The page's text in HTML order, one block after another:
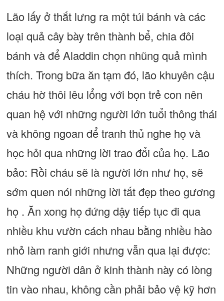
Lão lấy ở thắt lưng ra một túi bánh và các
loại quả cây bày trên thành bể, chia đôi
bánh và để Aladdin chọn nhũng quả mình
thích. Trong bữa ăn tạm đó, lão khuyên cậu
cháu hờ thôi lêu lổng với bọn trẻ con nên
quan hệ với những người lớn tuổi thông thái
và không ngoan để tranh thủ nghe họ và
học hỏi qua những lời trao đổi của họ. Lão
bảo: Rồi cháu sẽ là người lớn như họ, sẽ
sớm quen nói những lời tất đẹp theo gương
họ . Ăn xong họ đứng dậy tiếp tục đi qua
nhiều khu vườn cách nhau bằng nhiều hào
nhỏ làm ranh giới nhưng vẫn qua lại được:
Những người dân ở kinh thành này có lòng
tin vào nhau, không cần phải bảo vệ kỹ hơn